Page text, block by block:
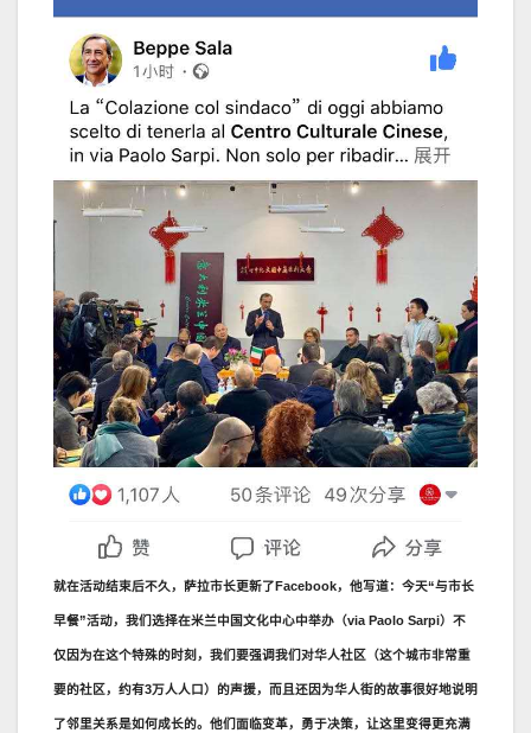
就在活动结束后不久，萨拉市长更新了Facebook，他写道：今天“与市长
早餐”活动，我们选择在米兰中国文化中心中举办（via Paolo Sarpi）不
仅因为在这个特殊的时刻，我们要强调我们对华人社区（这个城市非常重
要的社区，约有3万人人口）的声援，而且还因为华人街的故事很好地说明
了邻里关系是如何成长的。他们面临变革，勇于决策，让这里变得更充满